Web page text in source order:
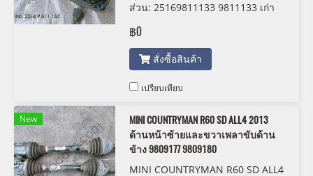
ส่วน: 25169811133 9811133 เก่า
฿0
สั่งซื้อสินค้า
เปรียบเทียบ
New
MINI COUNTRYMAN R60 SD ALL4 2013
ด้านหน้าซ้ายและขวาเพลาขับด้าน
ข้าง 9809177 9809180
MINI COUNTRYMAN R60 SD ALL4